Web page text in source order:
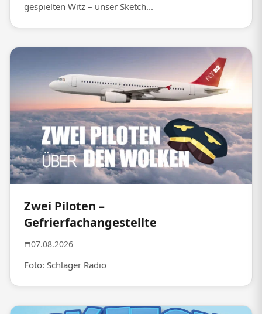
gespielten Witz – unser Sketch...
Zwei Piloten –
Gefrierfachangestellte
07.08.2026
Foto: Schlager Radio